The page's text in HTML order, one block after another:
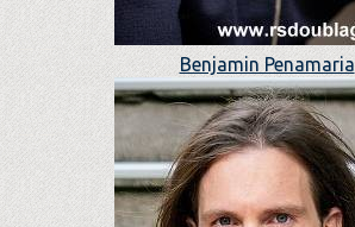
Benjamin Penamaria